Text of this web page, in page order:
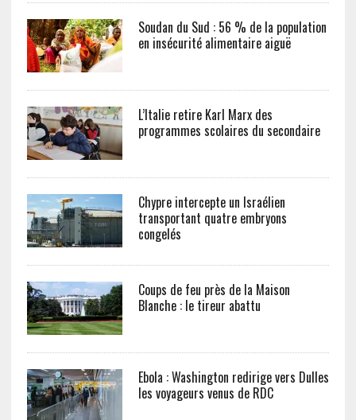
Soudan du Sud : 56 % de la population
en insécurité alimentaire aiguë
L’Italie retire Karl Marx des
programmes scolaires du secondaire
Chypre intercepte un Israélien
transportant quatre embryons
congelés
Coups de feu près de la Maison
Blanche : le tireur abattu
Ebola : Washington redirige vers Dulles
les voyageurs venus de RDC